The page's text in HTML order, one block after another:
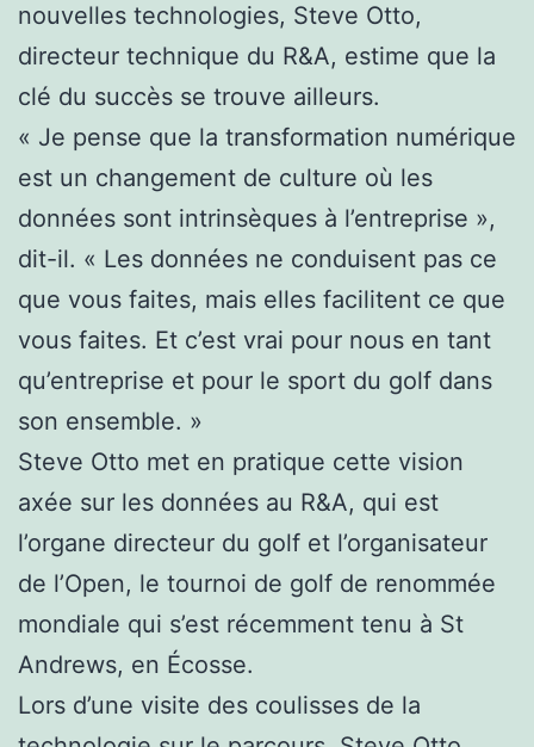
nouvelles technologies, Steve Otto,
directeur technique du R&A, estime que la
clé du succès se trouve ailleurs.
« Je pense que la transformation numérique
est un changement de culture où les
données sont intrinsèques à l’entreprise »,
dit-il. « Les données ne conduisent pas ce
que vous faites, mais elles facilitent ce que
vous faites. Et c’est vrai pour nous en tant
qu’entreprise et pour le sport du golf dans
son ensemble. »
Steve Otto met en pratique cette vision
axée sur les données au R&A, qui est
l’organe directeur du golf et l’organisateur
de l’Open, le tournoi de golf de renommée
mondiale qui s’est récemment tenu à St
Andrews, en Écosse.
Lors d’une visite des coulisses de la